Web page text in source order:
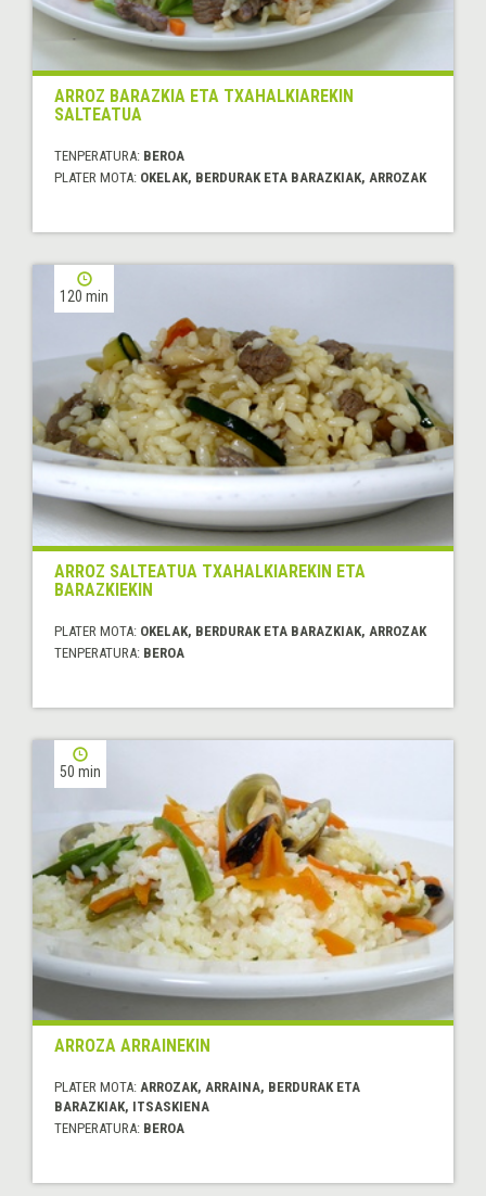
ARROZ BARAZKIA ETA TXAHALKIAREKIN
SALTEATUA
TENPERATURA: BEROA
PLATER MOTA: OKELAK, BERDURAK ETA BARAZKIAK, ARROZAK
120 min
ARROZ SALTEATUA TXAHALKIAREKIN ETA
BARAZKIEKIN
PLATER MOTA: OKELAK, BERDURAK ETA BARAZKIAK, ARROZAK
TENPERATURA: BEROA
50 min
ARROZA ARRAINEKIN
PLATER MOTA: ARROZAK, ARRAINA, BERDURAK ETA
BARAZKIAK, ITSASKIENA
TENPERATURA: BEROA